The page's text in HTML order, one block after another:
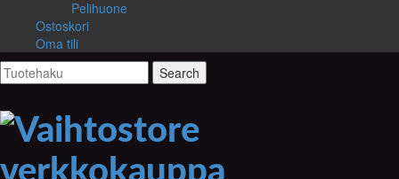
Pelihuone
Ostoskori
Oma tili
Search
for: